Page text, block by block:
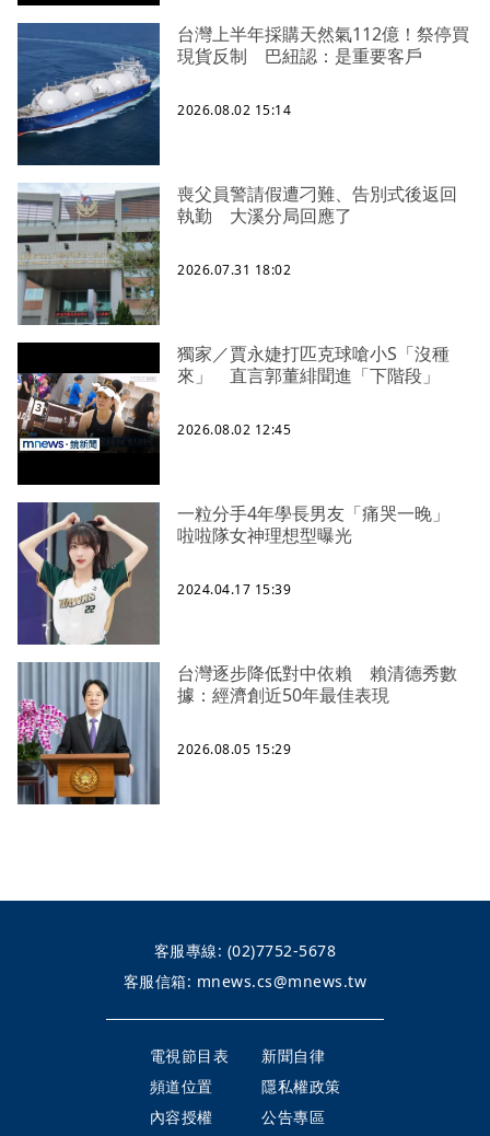
台灣上半年採購天然氣112億！祭停買
現貨反制 巴紐認：是重要客戶
2026.08.02 15:14
喪父員警請假遭刁難、告別式後返回
執勤 大溪分局回應了
2026.07.31 18:02
獨家／賈永婕打匹克球嗆小S「沒種
來」 直言郭董緋聞進「下階段」
2026.08.02 12:45
一粒分手4年學長男友「痛哭一晚」
啦啦隊女神理想型曝光
2024.04.17 15:39
台灣逐步降低對中依賴 賴清德秀數
據：經濟創近50年最佳表現
2026.08.05 15:29
客服專線: (02)7752-5678
客服信箱: mnews.cs@mnews.tw
電視節目表
新聞自律
頻道位置
隱私權政策
內容授權
公告專區